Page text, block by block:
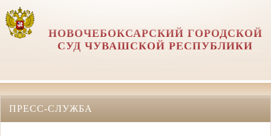
НОВОЧЕБОКСАРСКИЙ ГОРОДСКОЙ
СУД ЧУВАШСКОЙ РЕСПУБЛИКИ
ПРЕСС-СЛУЖБА